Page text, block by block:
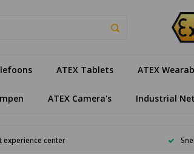
ATEX Tablets ATEX
ATEX Camera's Industrial
experience center